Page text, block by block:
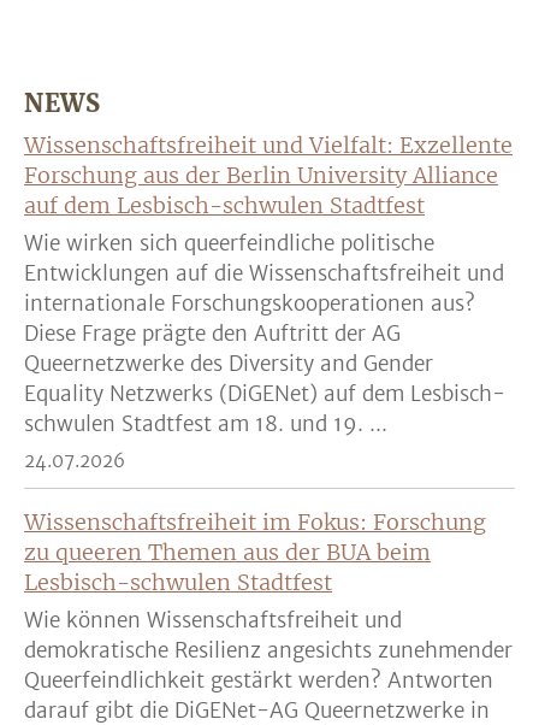
NEWS
Wissenschaftsfreiheit und Vielfalt: Exzellente
Forschung aus der Berlin University Alliance
auf dem Lesbisch-schwulen Stadtfest
Wie wirken sich queerfeindliche politische
Entwicklungen auf die Wissenschaftsfreiheit und
internationale Forschungskooperationen aus?
Diese Frage prägte den Auftritt der AG
Queernetzwerke des Diversity and Gender
Equality Netzwerks (DiGENet) auf dem Lesbisch-
schwulen Stadtfest am 18. und 19. ...
24.07.2026
Wissenschaftsfreiheit im Fokus: Forschung
zu queeren Themen aus der BUA beim
Lesbisch-schwulen Stadtfest
Wie können Wissenschaftsfreiheit und
demokratische Resilienz angesichts zunehmender
Queerfeindlichkeit gestärkt werden? Antworten
darauf gibt die DiGENet-AG Queernetzwerke in